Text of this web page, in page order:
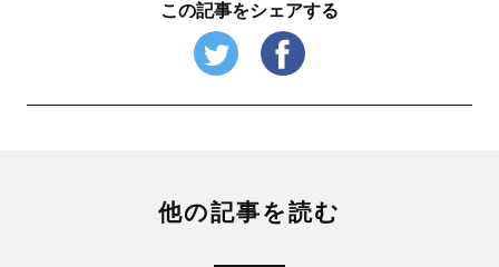
この記事をシェアする
他の記事を読む